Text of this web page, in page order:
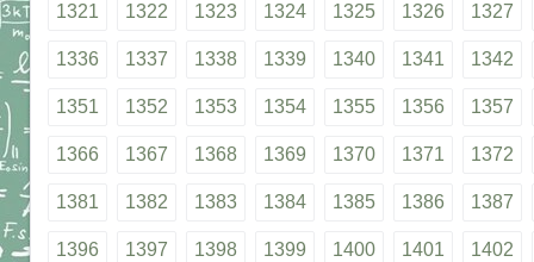
1321 1322 1323 1324 1325 1326 1327
1336 1337 1338 1339 1340 1341 1342
1351 1352 1353 1354 1355 1356 1357
1366 1367 1368 1369 1370 1371 1372
1381 1382 1383 1384 1385 1386 1387
1396 1397 1398 1399 1400 1401 1402